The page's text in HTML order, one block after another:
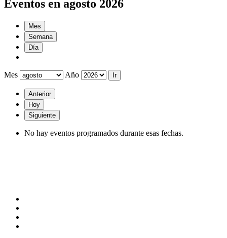
Eventos en agosto 2026
Mes
Semana
Día
Mes Año
Anterior
Hoy
Siguiente
No hay eventos programados durante esas fechas.